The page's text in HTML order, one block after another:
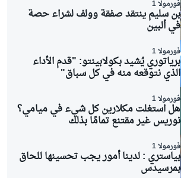
فورمولا 1
بن سليم ينتقد صفقة وولف لشراء حصة
في ألبين
فورمولا 1
برياتوري يُشيد بكولابينتو: "قدم الأداء
الذي نتوقعه منه في كل سباق"
فورمولا 1
هل استغلت مكلارين كل شيء في ميامي؟
نوريس غير مقتنع تمامًا بذلك
فورمولا 1
بياستري : لدينا أمور يجب تحسينها للحاق
بمرسيدس